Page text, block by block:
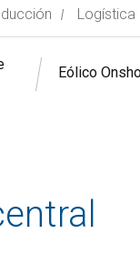
Logística
Eólico